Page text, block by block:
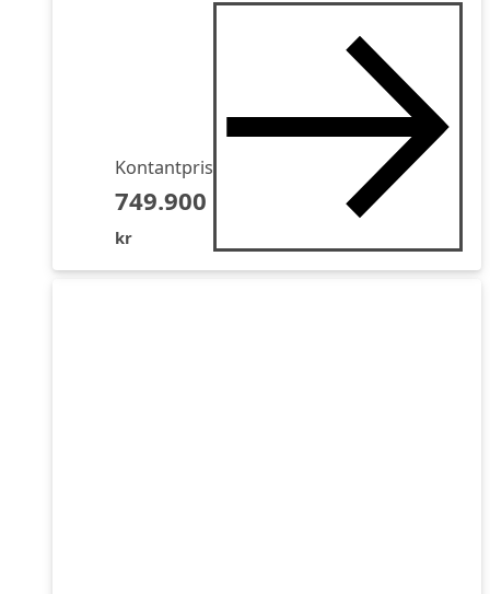
Kontantpris
749.900
kr